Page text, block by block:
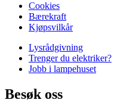
Cookies
Bærekraft
Kjøpsvilkår
Lysrådgivning
Trenger du elektriker?
Jobb i lampehuset
Besøk oss